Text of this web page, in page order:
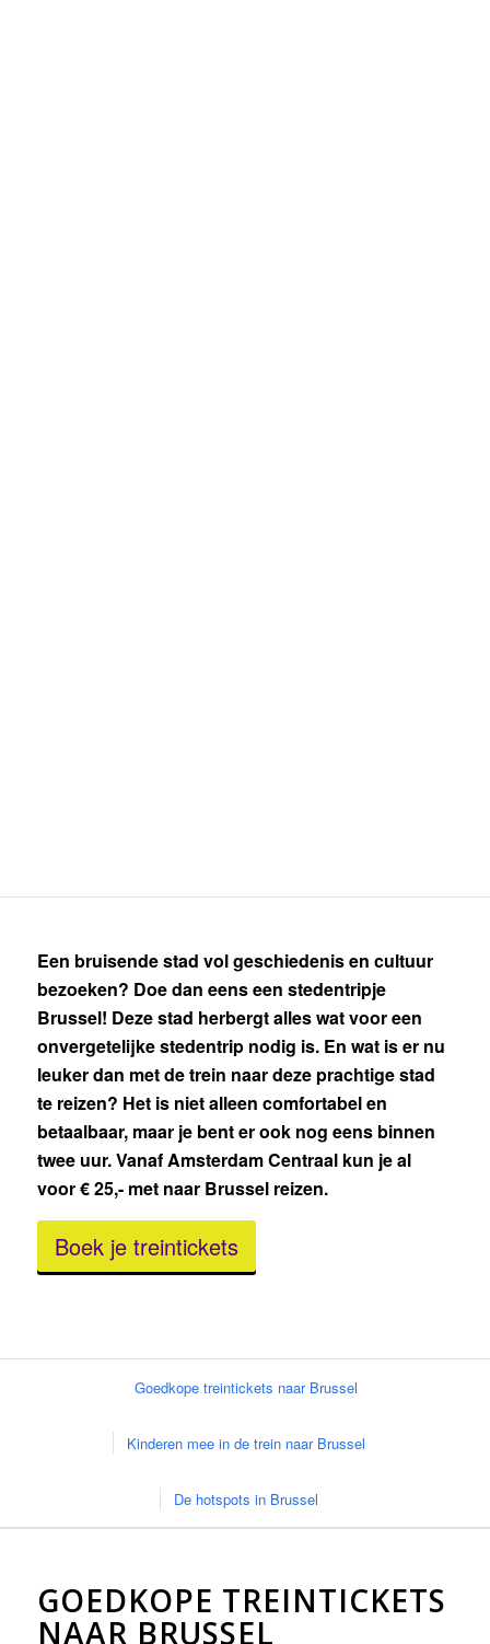
Een bruisende stad vol geschiedenis en cultuur
bezoeken? Doe dan eens een stedentripje
Brussel! Deze stad herbergt alles wat voor een
onvergetelijke stedentrip nodig is. En wat is er nu
leuker dan met de trein naar deze prachtige stad
te reizen? Het is niet alleen comfortabel en
betaalbaar, maar je bent er ook nog eens binnen
twee uur. Vanaf Amsterdam Centraal kun je al
voor € 25,- met naar Brussel reizen.
Boek je treintickets
Goedkope treintickets naar Brussel
Kinderen mee in de trein naar Brussel
De hotspots in Brussel
GOEDKOPE TREINTICKETS
NAAR BRUSSEL